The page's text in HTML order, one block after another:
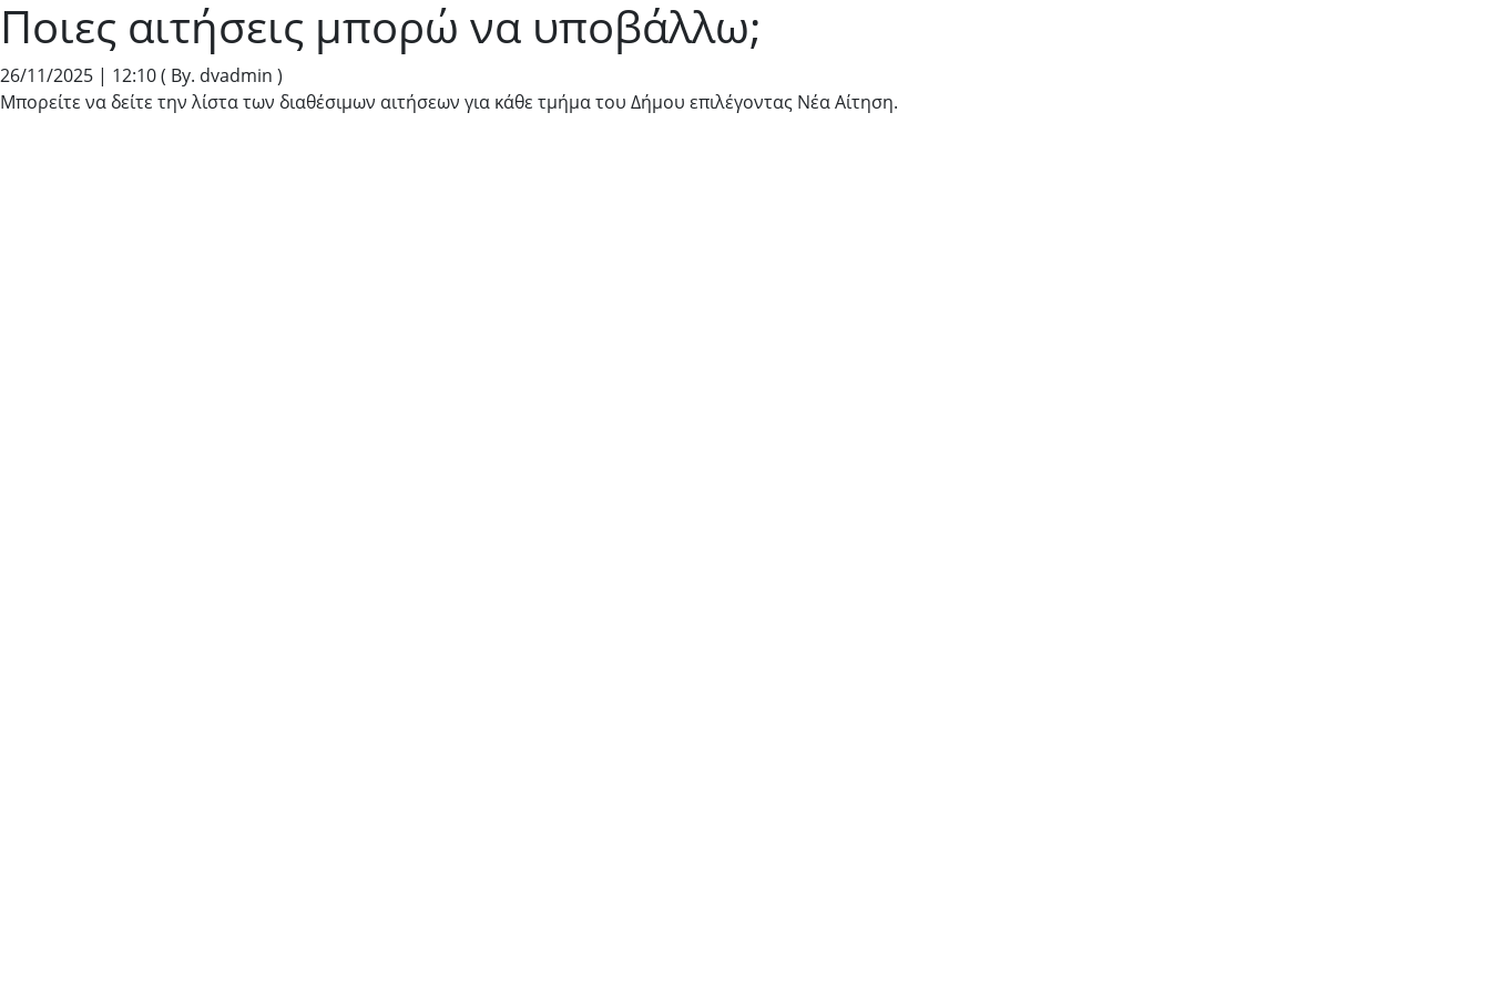
Ποιες αιτήσεις μπορώ να υποβάλλω;
26/11/2025 | 12:10( By. dvadmin )
Μπορείτε να δείτε την λίστα των διαθέσιμων αιτήσεων για κάθε τμήμα του Δήμου επιλέγοντας Νέα Αίτηση.